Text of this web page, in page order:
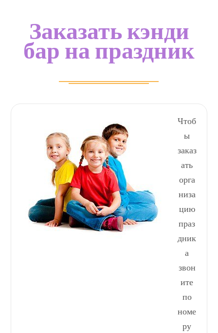
Заказать кэнди
бар на праздник
Чтоб
ы
заказ
ать
орга
низа
цию
праз
дник
а
звон
ите
по
номе
ру